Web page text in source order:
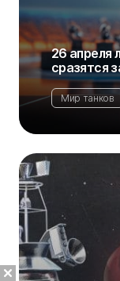
26 апреля
сразятся
Мир танков